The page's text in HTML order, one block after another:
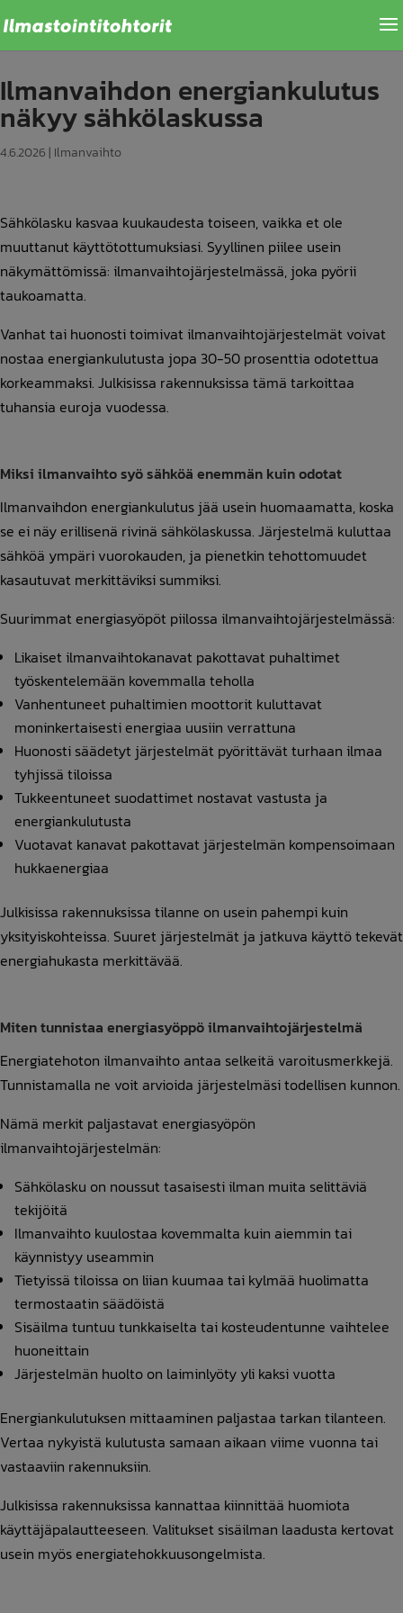
Ilmanvaihdon energiankulutus
näkyy sähkölaskussa
4.6.2026 | Ilmanvaihto
Sähkölasku kasvaa kuukaudesta toiseen, vaikka et ole
muuttanut käyttötottumuksiasi. Syyllinen piilee usein
näkymättömissä: ilmanvaihtojärjestelmässä, joka pyörii
taukoamatta.
Vanhat tai huonosti toimivat ilmanvaihtojärjestelmät voivat
nostaa energiankulutusta jopa 30-50 prosenttia odotettua
korkeammaksi. Julkisissa rakennuksissa tämä tarkoittaa
tuhansia euroja vuodessa.
Miksi ilmanvaihto syö sähköä enemmän kuin odotat
Ilmanvaihdon energiankulutus jää usein huomaamatta, koska
se ei näy erillisenä rivinä sähkölaskussa. Järjestelmä kuluttaa
sähköä ympäri vuorokauden, ja pienetkin tehottomuudet
kasautuvat merkittäviksi summiksi.
Suurimmat energiasyöpöt piilossa ilmanvaihtojärjestelmässä:
Likaiset ilmanvaihtokanavat pakottavat puhaltimet
työskentelemään kovemmalla teholla
Vanhentuneet puhaltimien moottorit kuluttavat
moninkertaisesti energiaa uusiin verrattuna
Huonosti säädetyt järjestelmät pyörittävät turhaan ilmaa
tyhjissä tiloissa
Tukkeentuneet suodattimet nostavat vastusta ja
energiankulutusta
Vuotavat kanavat pakottavat järjestelmän kompensoimaan
hukkaenergiaa
Julkisissa rakennuksissa tilanne on usein pahempi kuin
yksityiskohteissa. Suuret järjestelmät ja jatkuva käyttö tekevät
energiahukasta merkittävää.
Miten tunnistaa energiasyöppö ilmanvaihtojärjestelmä
Energiatehoton ilmanvaihto antaa selkeitä varoitusmerkkejä.
Tunnistamalla ne voit arvioida järjestelmäsi todellisen kunnon.
Nämä merkit paljastavat energiasyöpön
ilmanvaihtojärjestelmän:
Sähkölasku on noussut tasaisesti ilman muita selittäviä
tekijöitä
Ilmanvaihto kuulostaa kovemmalta kuin aiemmin tai
käynnistyy useammin
Tietyissä tiloissa on liian kuumaa tai kylmää huolimatta
termostaatin säädöistä
Sisäilma tuntuu tunkkaiselta tai kosteudentunne vaihtelee
huoneittain
Järjestelmän huolto on laiminlyöty yli kaksi vuotta
Energiankulutuksen mittaaminen paljastaa tarkan tilanteen.
Vertaa nykyistä kulutusta samaan aikaan viime vuonna tai
vastaaviin rakennuksiin.
Julkisissa rakennuksissa kannattaa kiinnittää huomiota
käyttäjäpalautteeseen. Valitukset sisäilman laadusta kertovat
usein myös energiatehokkuusongelmista.